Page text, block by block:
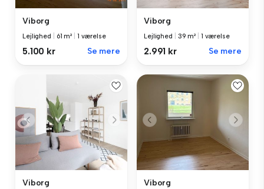
Viborg
Lejlighed 61 m² 1 værelse
5.100 kr Se mere
Viborg
Lejlighed 39 m² 1 værelse
2.991 kr Se mere
Viborg Viborg